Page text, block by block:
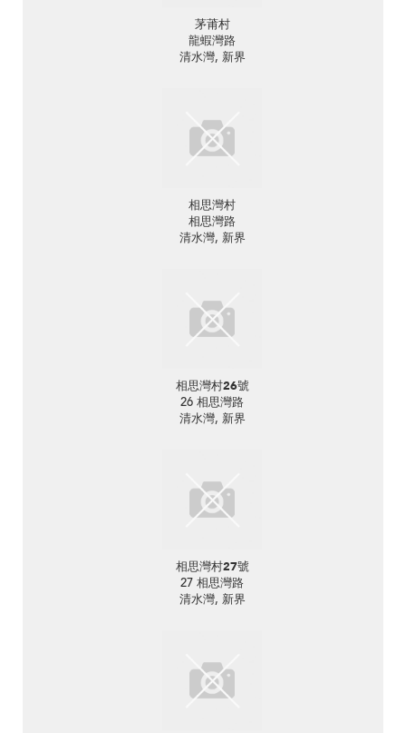
茅莆村
龍蝦灣路
清水灣, 新界
相思灣村
相思灣路
清水灣, 新界
相思灣村26號
26 相思灣路
清水灣, 新界
相思灣村27號
27 相思灣路
清水灣, 新界